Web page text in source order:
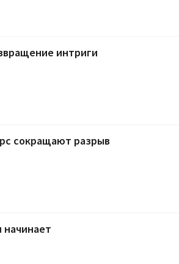
интриги
сокращают разрыв
начинает